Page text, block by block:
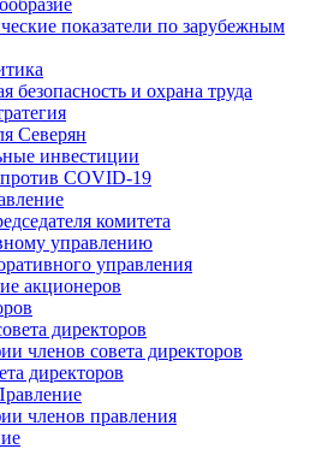
показатели по зарубежным
и охрана труда
Северян
инвестиции
COVID‑19
комитета
управлению
управления
акционеров
директоров
членов совета директоров
директоров
членов правления